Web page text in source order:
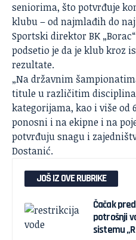
seniorima, što potvrđuje
klubu – od najmlađih do
Sportski direktor BK
podsetio je da je klub kroz
rezultate.
„Na državnim
titule u različitim
kategorijama, kao i više od
ponosni i na ekipne i na
potvrđuju snagu i
Dostanić.
JOŠ IZ OVE RUBRIKE
Čačak
potrošnji
sistemu